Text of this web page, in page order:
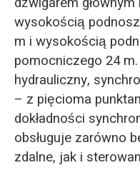
wysokością
m i wysokością
pomocniczego 24
hydrauliczny,
– z pięcioma
dokładności
obsługuje zarówno
zdalne, jak i